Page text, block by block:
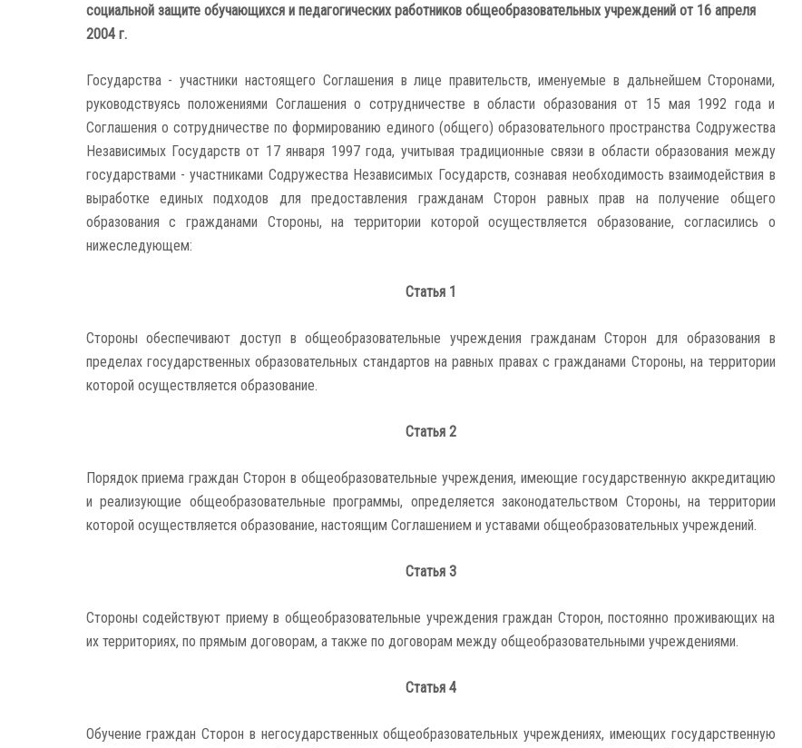
социальной защите обучающихся и педагогических работников общеобразовательных учреждений от 16 апреля
2004 г.
Государства - участники настоящего Соглашения в лице правительств, именуемые в дальнейшем Сторонами,
руководствуясь положениями Соглашения о сотрудничестве в области образования от 15 мая 1992 года и
Соглашения о сотрудничестве по формированию единого (общего) образовательного пространства Содружества
Независимых Государств от 17 января 1997 года, учитывая традиционные связи в области образования между
государствами - участниками Содружества Независимых Государств, сознавая необходимость взаимодействия в
выработке единых подходов для предоставления гражданам Сторон равных прав на получение общего
образования с гражданами Стороны, на территории которой осуществляется образование, согласились о
нижеследующем:
Статья 1
Стороны обеспечивают доступ в общеобразовательные учреждения гражданам Сторон для образования в
пределах государственных образовательных стандартов на равных правах с гражданами Стороны, на территории
которой осуществляется образование.
Статья 2
Порядок приема граждан Сторон в общеобразовательные учреждения, имеющие государственную аккредитацию
и реализующие общеобразовательные программы, определяется законодательством Стороны, на территории
которой осуществляется образование, настоящим Соглашением и уставами общеобразовательных учреждений.
Статья 3
Стороны содействуют приему в общеобразовательные учреждения граждан Сторон, постоянно проживающих на
их территориях, по прямым договорам, а также по договорам между общеобразовательными учреждениями.
Статья 4
Обучение граждан Сторон в негосударственных общеобразовательных учреждениях, имеющих государственную